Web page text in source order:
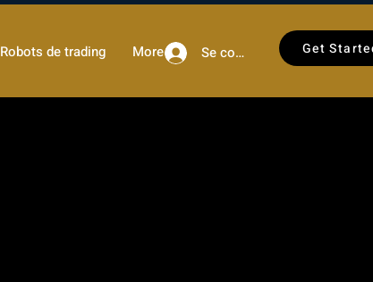
Robots de trading More Se connecter Get